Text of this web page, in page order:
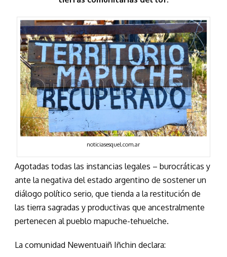
noticiasesquel.com.ar
Agotadas todas las instancias legales – burocráticas y
ante la negativa del estado argentino de sostener un
diálogo político serio, que tienda a la restitución de
las tierra sagradas y productivas que ancestralmente
pertenecen al pueblo mapuche-tehuelche.
La comunidad Newentuaiñ Iñchin declara: